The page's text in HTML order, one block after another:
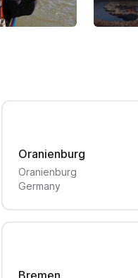
Oranienburg
Oranienburg
Germany
Bremen